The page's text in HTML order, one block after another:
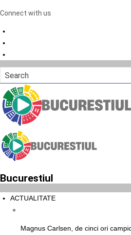
Connect with us
Bucurestiul
ACTUALITATE
Magnus Carlsen, de cinci ori